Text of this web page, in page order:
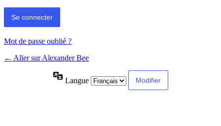
Mot de passe oublié ?
← Aller sur Alexander Bee
Langue